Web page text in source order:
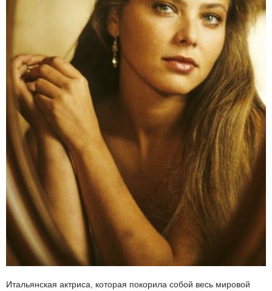
Итальянская актриса, которая покорила собой весь мировой